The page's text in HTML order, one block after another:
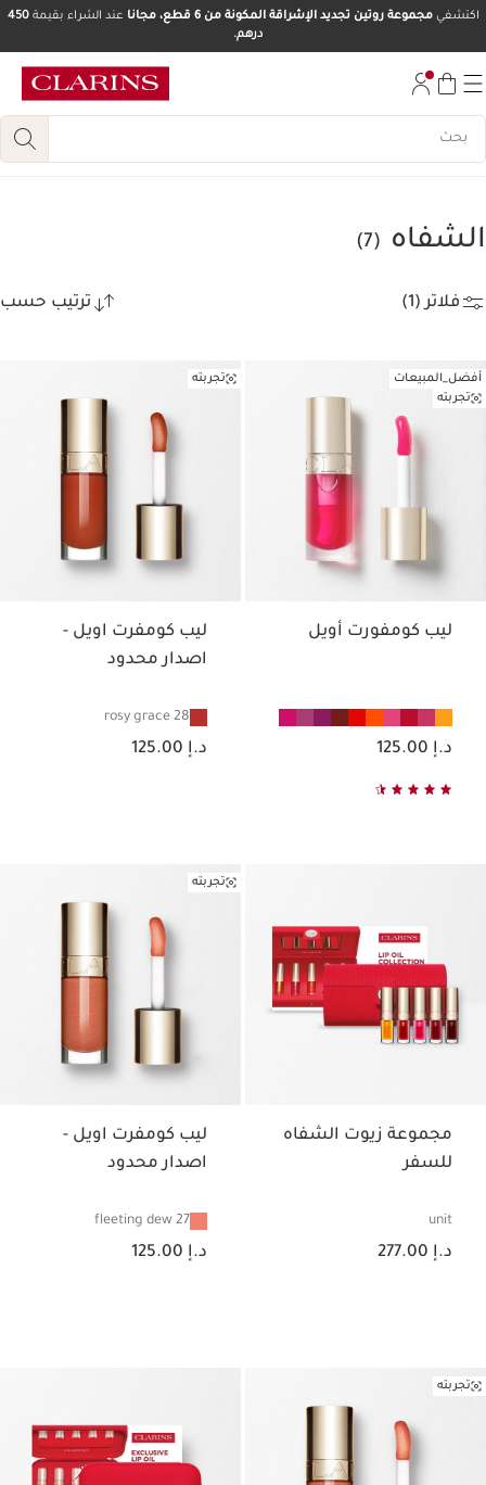
انتقل إلى أسفل الصفحة
اكتشفيمجموعة روتين تجديد الإشراقة المكونة من 6 قطع، مجانا عند الشراء بقيمة450
درهم.
الشفاه (7)
فلاتر (1) ترتيب حسب
أفضل_المبيعات
تجربته
ليب كومفورت أويل
السعر الحالي هو د.إ 125.00
د.إ 125.00
تجربته
ليب كومفرت اويل -
اصدار محدود
28 rosy grace
السعر الحالي هو د.إ 125.00
د.إ 125.00
مجموعة زيوت الشفاه
للسفر
unit
السعر الحالي هو د.إ 277.00
د.إ 277.00
تجربته
ليب كومفرت اويل -
اصدار محدود
27 fleeting dew
السعر الحالي هو د.إ 125.00
د.إ 125.00
تجربته